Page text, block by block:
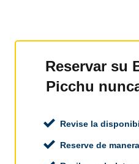
Reservar su
Picchu
Revise la
Reserve de